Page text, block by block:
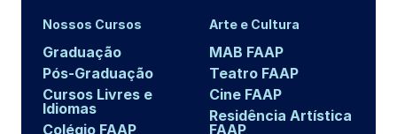
Nossos Cursos
Graduação
Pós-Graduação
Cursos Livres e
Idiomas
Colégio FAAP
Arte e Cultura
MAB FAAP
Teatro FAAP
Cine FAAP
Residência Artística
FAAP